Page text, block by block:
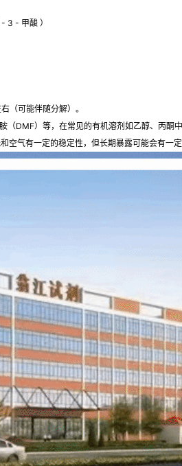
- 甲酸 ）
（可能伴随分解）。
DMF）等，在常见的有机溶剂如乙醇、丙酮中
气有一定的稳定性，但长期暴露可能会有一定